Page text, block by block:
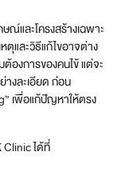
ณ์และโครงสร้างเฉพาะ
และวิธีแก้ไขอาจต่าง
องการของคนไข้ แต่จะ
างละเอียด ก่อน
เพื่อแก้ปัญหาให้ตรง
Clinic ได้ที่